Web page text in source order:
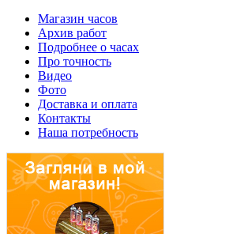
Магазин часов
Архив работ
Подробнее о часах
Про точность
Видео
Фото
Доставка и оплата
Контакты
Наша потребность